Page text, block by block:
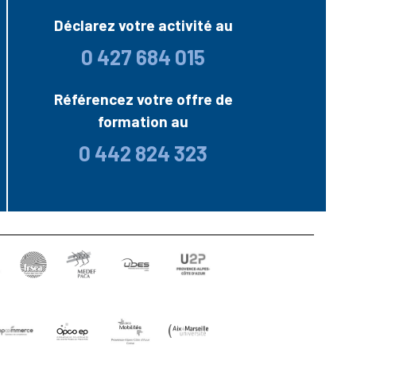
Déclarez votre activité au
0 427 684 015
Référencez votre offre de
formation au
0 442 824 323